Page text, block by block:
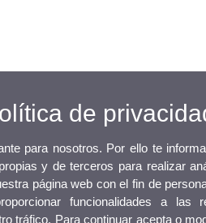
de
para nosotros. Por ello te
y de terceros para realizar
página web con el fin de
funcionalidades a las
tráfico. Para continuar acepta o